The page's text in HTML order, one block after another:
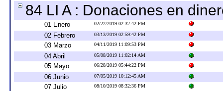
84 LI A : Donaciones en
01 Enero 02/22/2019 02:32:42 PM
02 Febrero 03/13/2019 02:59:42 PM
03 Marzo 04/11/2019 11:09:53 PM
04 Abril 05/08/2019 11:02:14 AM
05 Mayo 06/28/2019 05:44:22 PM
06 Junio 07/05/2019 10:12:45 AM
07 Julio 08/10/2019 08:32:36 PM